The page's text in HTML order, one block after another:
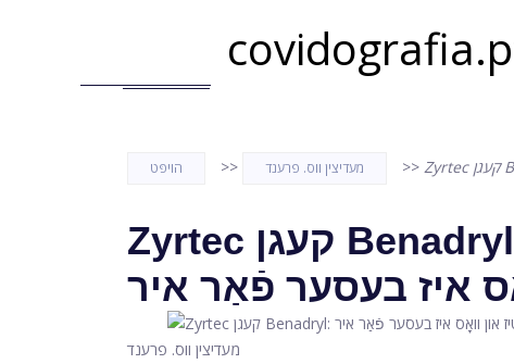
הויפּט >> מעדיצין ווס. פרענד >>
Zyrtec קעגן Benadryl: דיפעראַנסיז,
איז בעסער פֿאַר איר
מעדיצין ווס. פרענד